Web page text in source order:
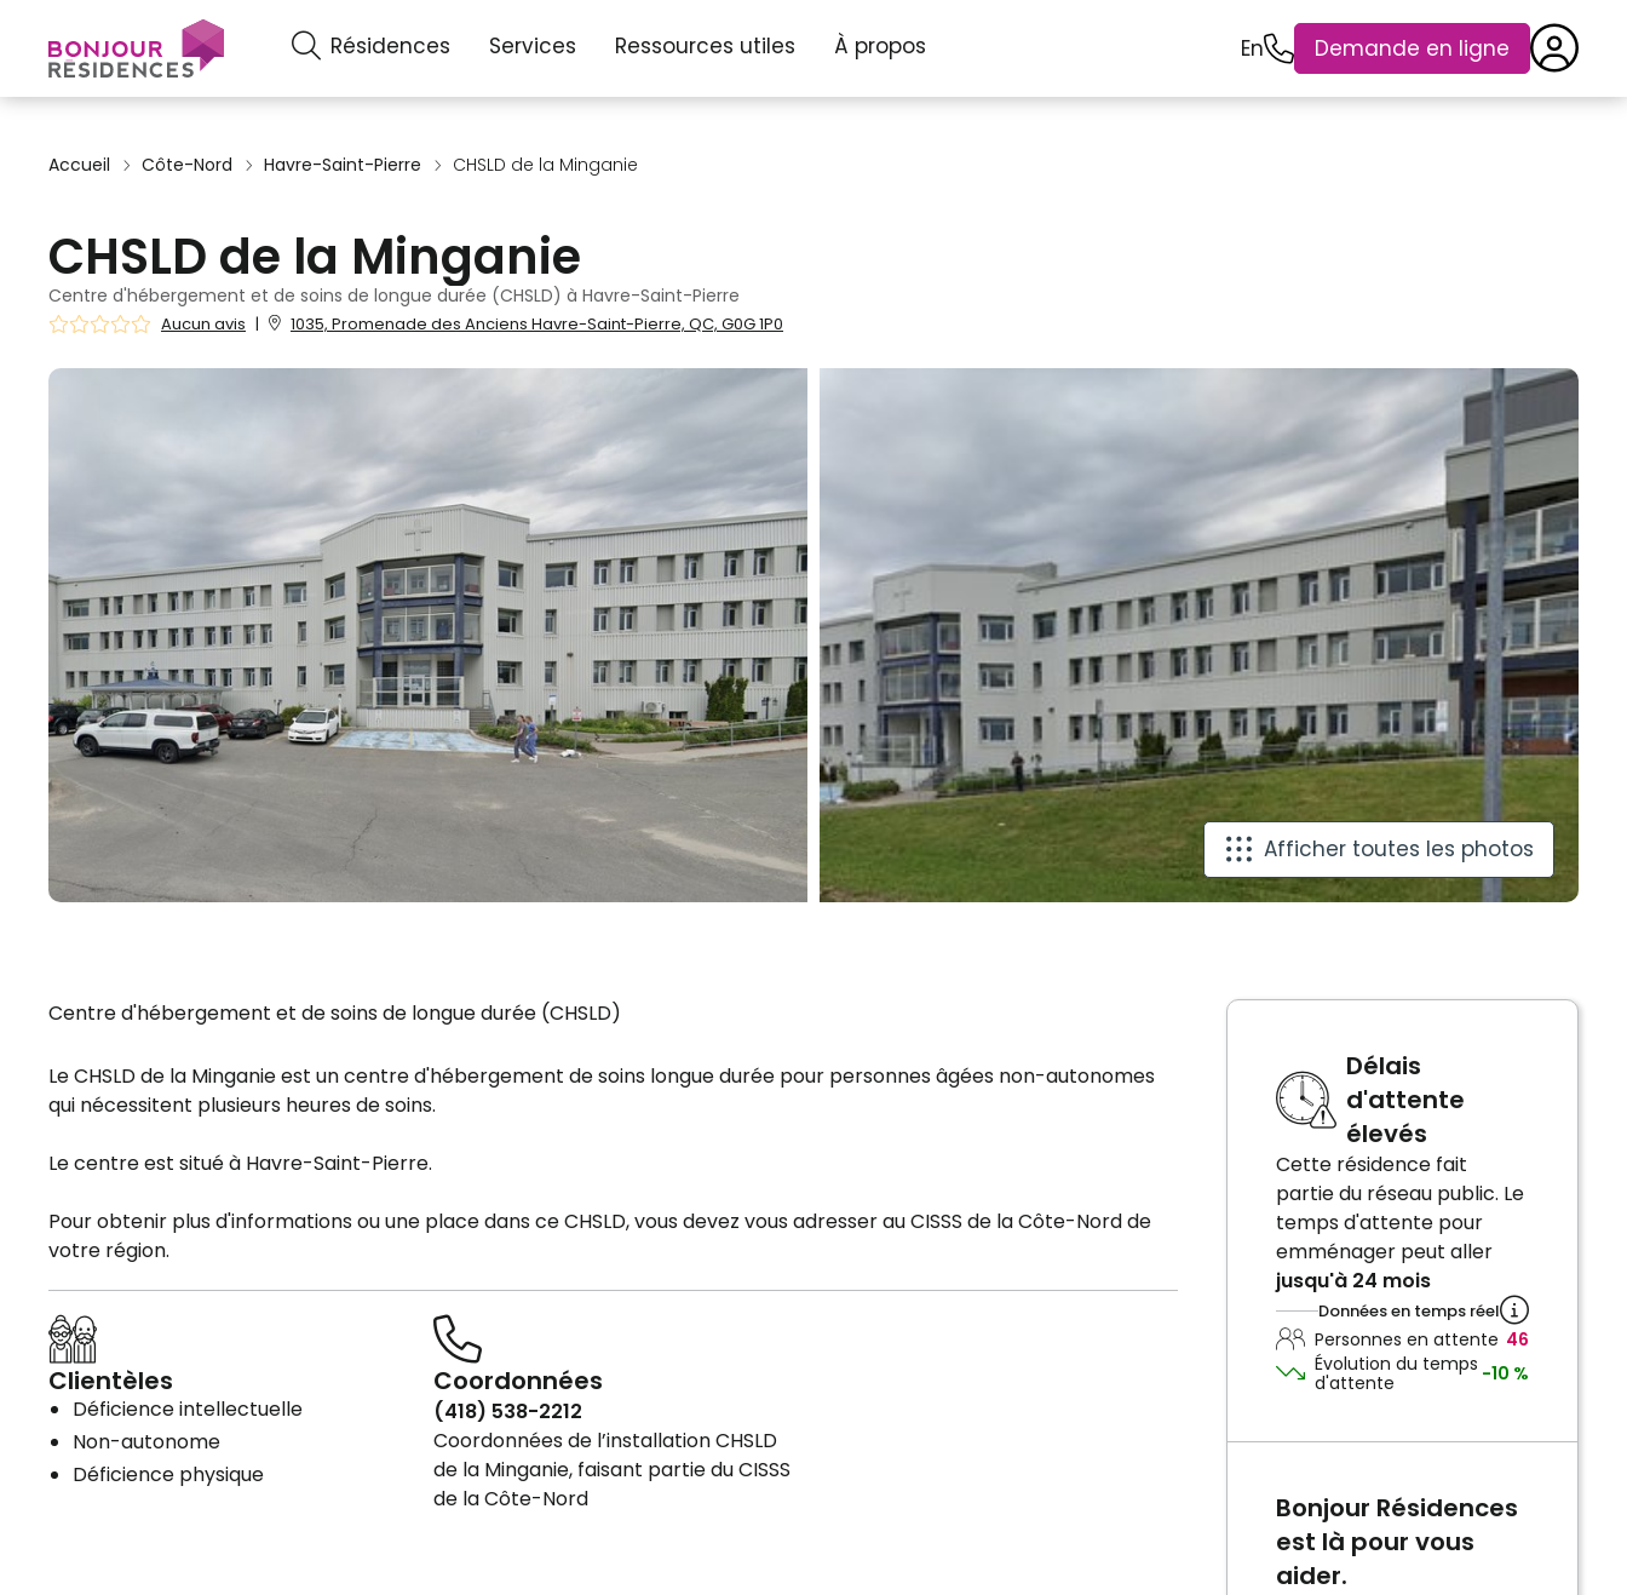
Résidences Services Ressources utiles À propos En Demande en ligne
Accueil Côte-Nord Havre-Saint-Pierre CHSLD de la Minganie
CHSLD de la Minganie
Centre d'hébergement et de soins de longue durée (CHSLD) à Havre-Saint-Pierre
Aucun avis | 1035, Promenade des Anciens Havre-Saint-Pierre, QC, G0G 1P0
Afficher toutes les photos
Centre d'hébergement et de soins de longue durée (CHSLD)
Le CHSLD de la Minganie est un centre d'hébergement de soins longue durée pour personnes âgées non-autonomes
qui nécessitent plusieurs heures de soins.
Le centre est situé à Havre-Saint-Pierre.
Pour obtenir plus d'informations ou une place dans ce CHSLD, vous devez vous adresser au CISSS de la Côte-Nord de
votre région.
Clientèles
Déficience intellectuelle
Non-autonome
Déficience physique
Coordonnées
(418) 538-2212
Coordonnées de l’installation CHSLD
de la Minganie, faisant partie du CISSS
de la Côte-Nord
Délais
d'attente
élevés
Cette résidence fait
partie du réseau public. Le
temps d'attente pour
emménager peut aller
jusqu'à 24 mois
Données en temps réel
Personnes en attente 46
Évolution du temps
d'attente
-10 %
Bonjour Résidences
est là pour vous
aider.